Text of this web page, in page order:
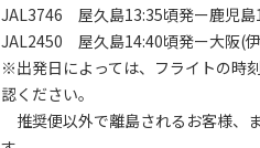
JAL3746 屋久島13:35頃発ー鹿児島
JAL2450 屋久島14:40頃発ー大阪(
※出発日によっては、フライトの時
認ください。
推奨便以外で離島されるお客様、